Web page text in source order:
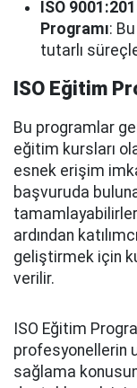
ISO
Programı:
tutarlı
ISO Eğitim
Bu programlar
eğitim kursları
esnek erişim
başvuruda
ardından
geliştirmek için
verilir.
ISO Eğitim
profesyonellerin
sağlama